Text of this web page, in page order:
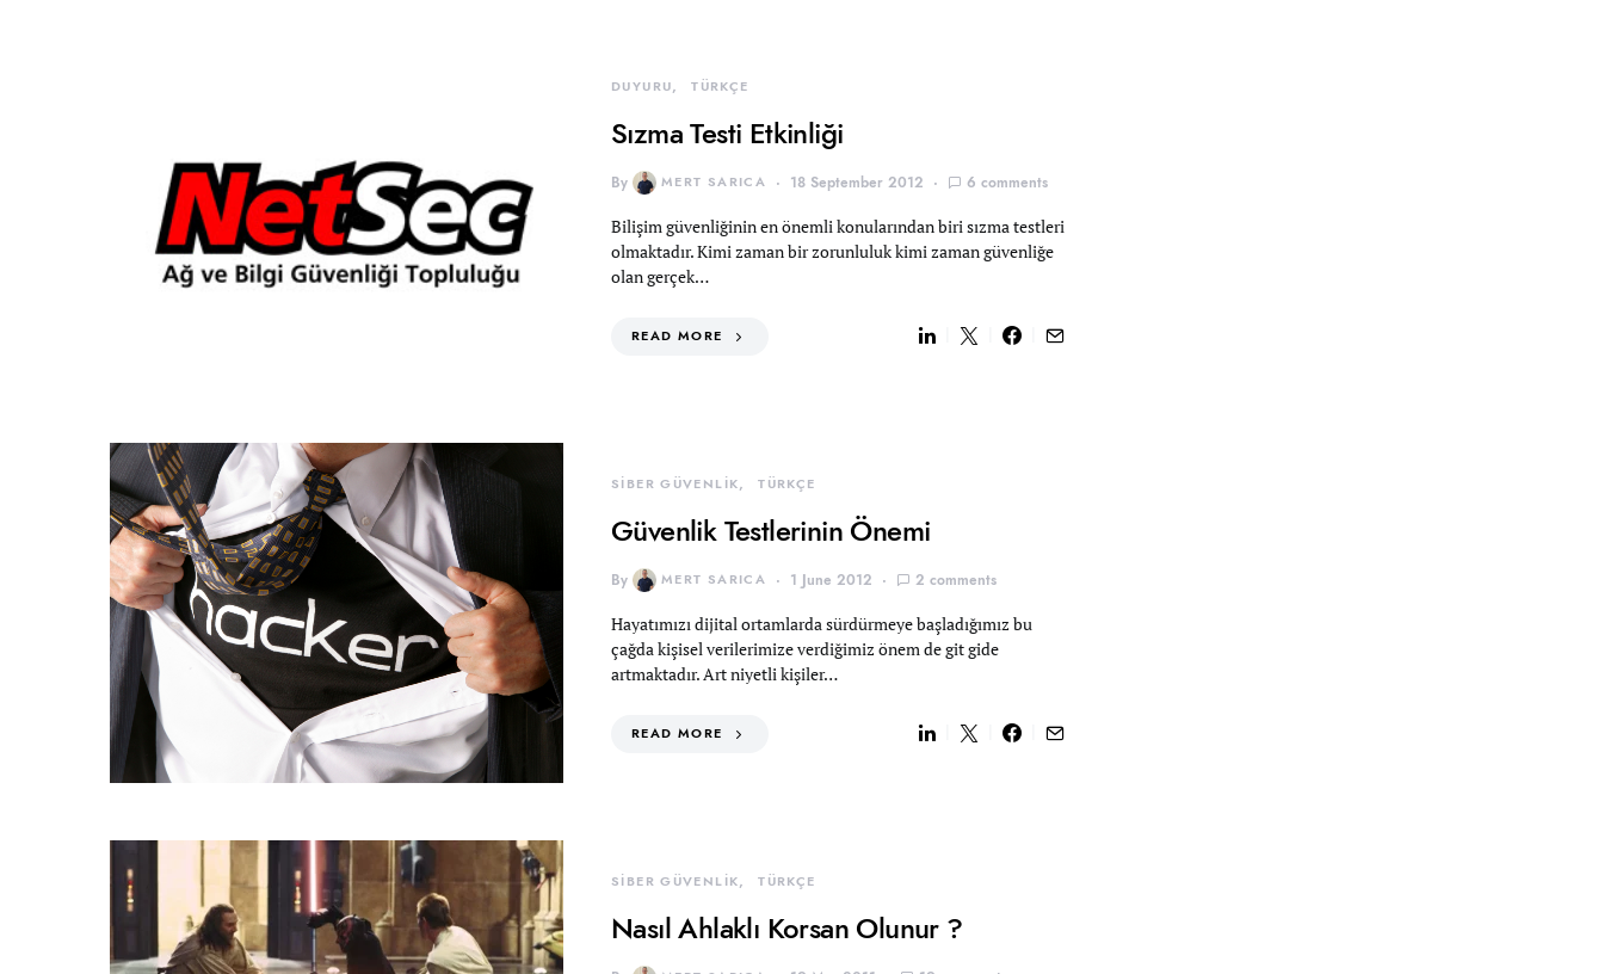
DUYURU TÜRKÇE
Sızma Testi Etkinliği
By MERT SARICA 18 September 2012 6 comments
Bilişim güvenliğinin en önemli konularından biri sızma testleri
olmaktadır. Kimi zaman bir zorunluluk kimi zaman güvenliğe
olan gerçek…
READ MORE
SİBER GÜVENLİK TÜRKÇE
Güvenlik Testlerinin Önemi
By MERT SARICA 1 June 2012 2 comments
Hayatımızı dijital ortamlarda sürdürmeye başladığımız bu
çağda kişisel verilerimize verdiğimiz önem de git gide
artmaktadır. Art niyetli kişiler…
READ MORE
SİBER GÜVENLİK TÜRKÇE
Nasıl Ahlaklı Korsan Olunur ?